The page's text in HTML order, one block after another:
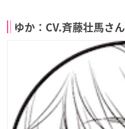
ゆか：CV.斉藤壮馬さん